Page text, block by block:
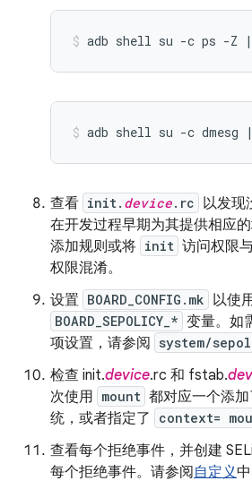
查看 init. device.rc 以发现
在开发过程早期为其提供相应
添加规则或将 init 访问权限
权限混淆。
设置 BOARD_CONFIG.mk 以使
BOARD_SEPOLICY_* 变量。如
项设置，请参阅
system/
检查 init.device.rc 和 fstab.
次使用 mount 都对应一个添
统，或者指定了
context=
查看每个拒绝事件，并创建
每个拒绝事件。请参阅 自定义